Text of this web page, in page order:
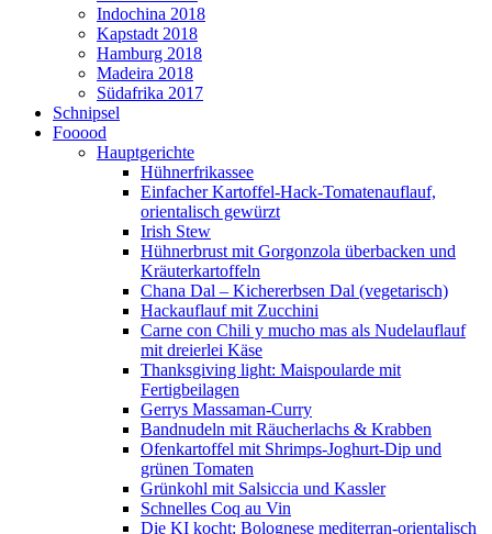
Indochina 2018
Kapstadt 2018
Hamburg 2018
Madeira 2018
Südafrika 2017
Schnipsel
Fooood
Hauptgerichte
Hühnerfrikassee
Einfacher Kartoffel-Hack-Tomatenauflauf,
orientalisch gewürzt
Irish Stew
Hühnerbrust mit Gorgonzola überbacken und
Kräuterkartoffeln
Chana Dal – Kichererbsen Dal (vegetarisch)
Hackauflauf mit Zucchini
Carne con Chili y mucho mas als Nudelauflauf
mit dreierlei Käse
Thanksgiving light: Maispoularde mit
Fertigbeilagen
Gerrys Massaman-Curry
Bandnudeln mit Räucherlachs & Krabben
Ofenkartoffel mit Shrimps-Joghurt-Dip und
grünen Tomaten
Grünkohl mit Salsiccia und Kassler
Schnelles Coq au Vin
Die KI kocht: Bolognese mediterran-orientalisch